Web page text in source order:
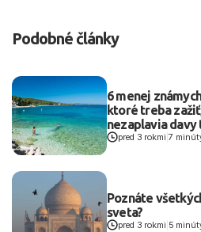
Podobné články
6 menej
ktoré treba
nezaplavia
pred 3 rokmi |7
Poznáte
sveta?
pred 3 rokmi 5